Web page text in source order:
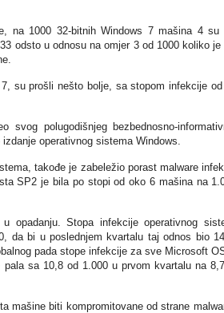
na 1000 32-bitnih Windows 7 mašina 4 su
odsto u odnosu na omjer 3 od 1000 koliko je
su prošli nešto bolje, sa stopom infekcije
polugodišnjeg bezbednosno-
operativnog sistema Windows.
takođe je zabeležio porast malware
SP2 je bila po stopi od oko 6 mašina na
opadanju. Stopa infekcije operativnog
da bi u poslednjem kvartalu taj odnos bio
pada stope infekcije za sve Microsoft
sa 10,8 od 1.000 u prvom kvartalu na
mašine biti kompromitovane od strane